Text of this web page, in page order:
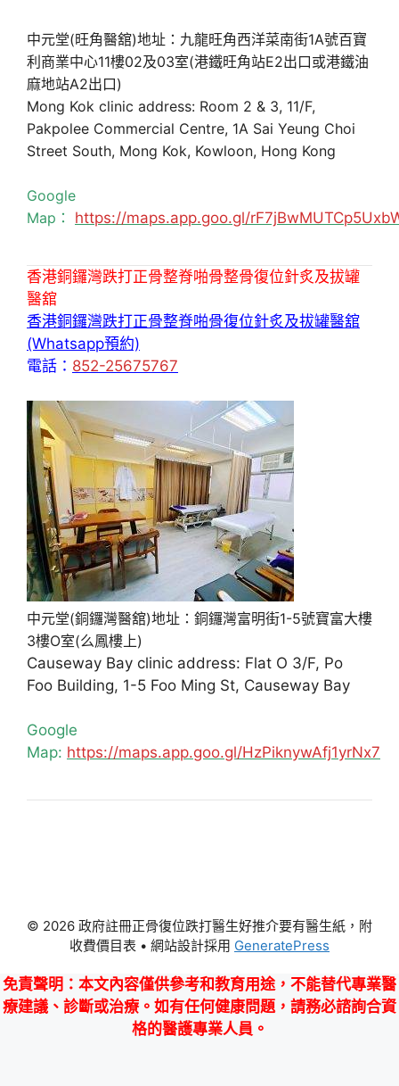
中元堂(旺角醫舘)地址：九龍旺角西洋菜南街1A號百寶
利商業中心11樓02及03室(港鐵旺角站E2出口或港鐵油
麻地站A2出口)
Mong Kok clinic address: Room 2 & 3, 11/F,
Pakpolee Commercial Centre, 1A Sai Yeung Choi
Street South, Mong Kok, Kowloon, Hong Kong
Google
Map： https://maps.app.goo.gl/
香港銅鑼灣跌打正骨整脊啪骨整骨復位針炙及拔罐
醫舘
香港銅鑼灣跌打正骨整脊啪骨復位針炙及拔罐醫舘
(Whatsapp預約)
電話： 852-25675767
中元堂(銅鑼灣醫舘)地址：銅鑼灣富明街1-5號寶富大樓
3樓O室(么鳳樓上)
Causeway Bay clinic address: Flat O 3/F, Po
Foo Building, 1-5 Foo Ming St, Causeway Bay
Google
Map: https://maps.app.goo.gl/HzPiknywAfj1yrNx7
© 2026 政府註冊正骨復位跌打醫生好推介要有醫生紙，附
收費價目表 • 網站設計採用 GeneratePress
免責聲明 ：本文內容僅供參考和教育用途，不能替代專業醫
療建議、診斷或治療。如有任何健康問題，請務必諮詢合資
格的醫護專業人員。